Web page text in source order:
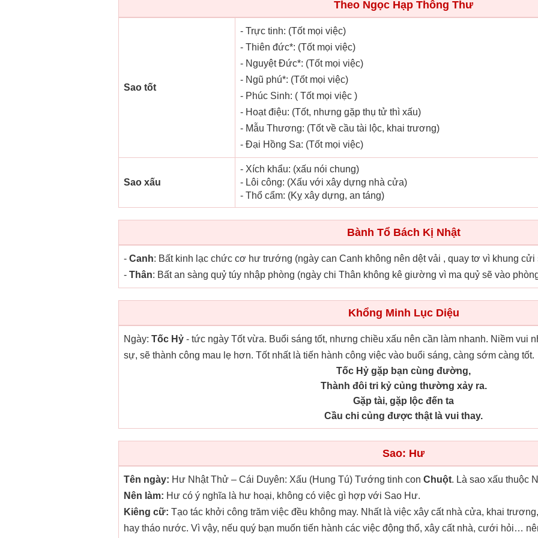
Theo Ngọc Hạp Thông Thư
Sao tốt
- Trực tinh: (Tốt mọi việc)
- Thiên đức*: (Tốt mọi việc)
- Nguyệt Đức*: (Tốt mọi việc)
- Ngũ phú*: (Tốt mọi việc)
- Phúc Sinh: ( Tốt mọi việc )
- Hoạt điệu: (Tốt, nhưng gặp thụ tử thì xấu)
- Mẫu Thương: (Tốt về cầu tài lộc, khai trương)
- Đại Hồng Sa: (Tốt mọi việc)
Sao xấu
- Xích khẩu: (xấu nói chung)
- Lôi công: (Xấu với xây dựng nhà cửa)
- Thổ cẩm: (Kỵ xây dựng, an táng)
Bành Tổ Bách Kị Nhật
- Canh: Bất kinh lạc chức cơ hư trướng (ngày can Canh không nên dệt vải , quay tơ vì khung cửi
- Thân: Bất an sàng quỷ túy nhập phòng (ngày chi Thân không kê giường vì ma quỷ sẽ vào
Khổng Minh Lục Diệu
Ngày: Tốc Hỷ - tức ngày Tốt vừa. Buổi sáng tốt, nhưng chiều xấu nên cần làm nhanh. Niềm vui
sự, sẽ thành công mau lẹ hơn. Tốt nhất là tiến hành công việc vào buổi sáng, càng sớm càng tốt.
Tốc Hỷ gặp bạn cùng đường,
Thành đôi tri kỷ củng thường xảy ra.
Gặp tài, gặp lộc đến ta
Cầu chi củng được thật là vui thay.
Sao: Hư
Tên ngày: Hư Nhật Thử – Cái Duyên: Xấu (Hung Tú) Tướng tinh con Chuột. Là sao xấu thuộc
Nên làm: Hư có ý nghĩa là hư hoại, không có việc gì hợp với Sao Hư.
Kiêng cữ: Tạo tác khởi công trăm việc đều không may. Nhất là việc xây cất nhà cửa, khai
hay tháo nước. Vì vậy, nếu quý bạn muốn tiến hành các việc động thổ, xây cất nhà, cưới hỏi…